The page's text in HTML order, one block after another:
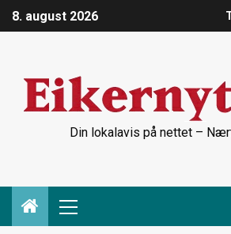
8. august 2026
Din lokalavis på nettet –